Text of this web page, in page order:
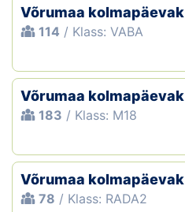
EOL
Kaardid
Koondised
Tule klubisse!
Võrumaa kolmapäevak
114 / Klass: VABA
Võrumaa kolmapäevak
183 / Klass: M18
Võrumaa kolmapäevak
78 / Klass: RADA2